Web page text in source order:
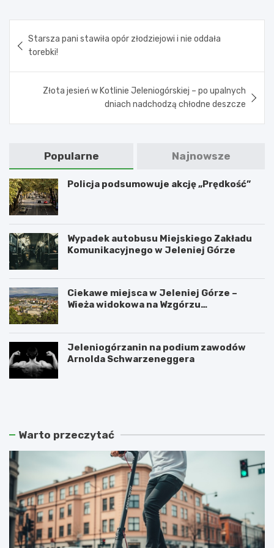
wpisu
Starsza pani stawiła opór złodziejowi i nie oddała
torebki!
Złota jesień w Kotlinie Jeleniogórskiej – po upalnych
dniach nadchodzą chłodne deszcze
Popularne Najnowsze
Policja podsumowuje akcję „Prędkość”
Wypadek autobusu Miejskiego Zakładu
Komunikacyjnego w Jeleniej Górze
Ciekawe miejsca w Jeleniej Górze –
Wieża widokowa na Wzgórzu
Jeleniogórzanin na podium zawodów
Arnolda Schwarzeneggera
W
l
z
m
m
o
d
z
S
r
k
a
P
r
ę
b
a
Warto przeczytać